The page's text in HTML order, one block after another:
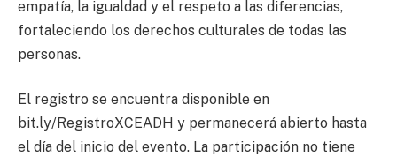
empatía, la igualdad y el respeto a las diferencias,
fortaleciendo los derechos culturales de todas las
personas.
El registro se encuentra disponible en
bit.ly/RegistroXCEADH y permanecerá abierto hasta
el día del inicio del evento. La participación no tiene